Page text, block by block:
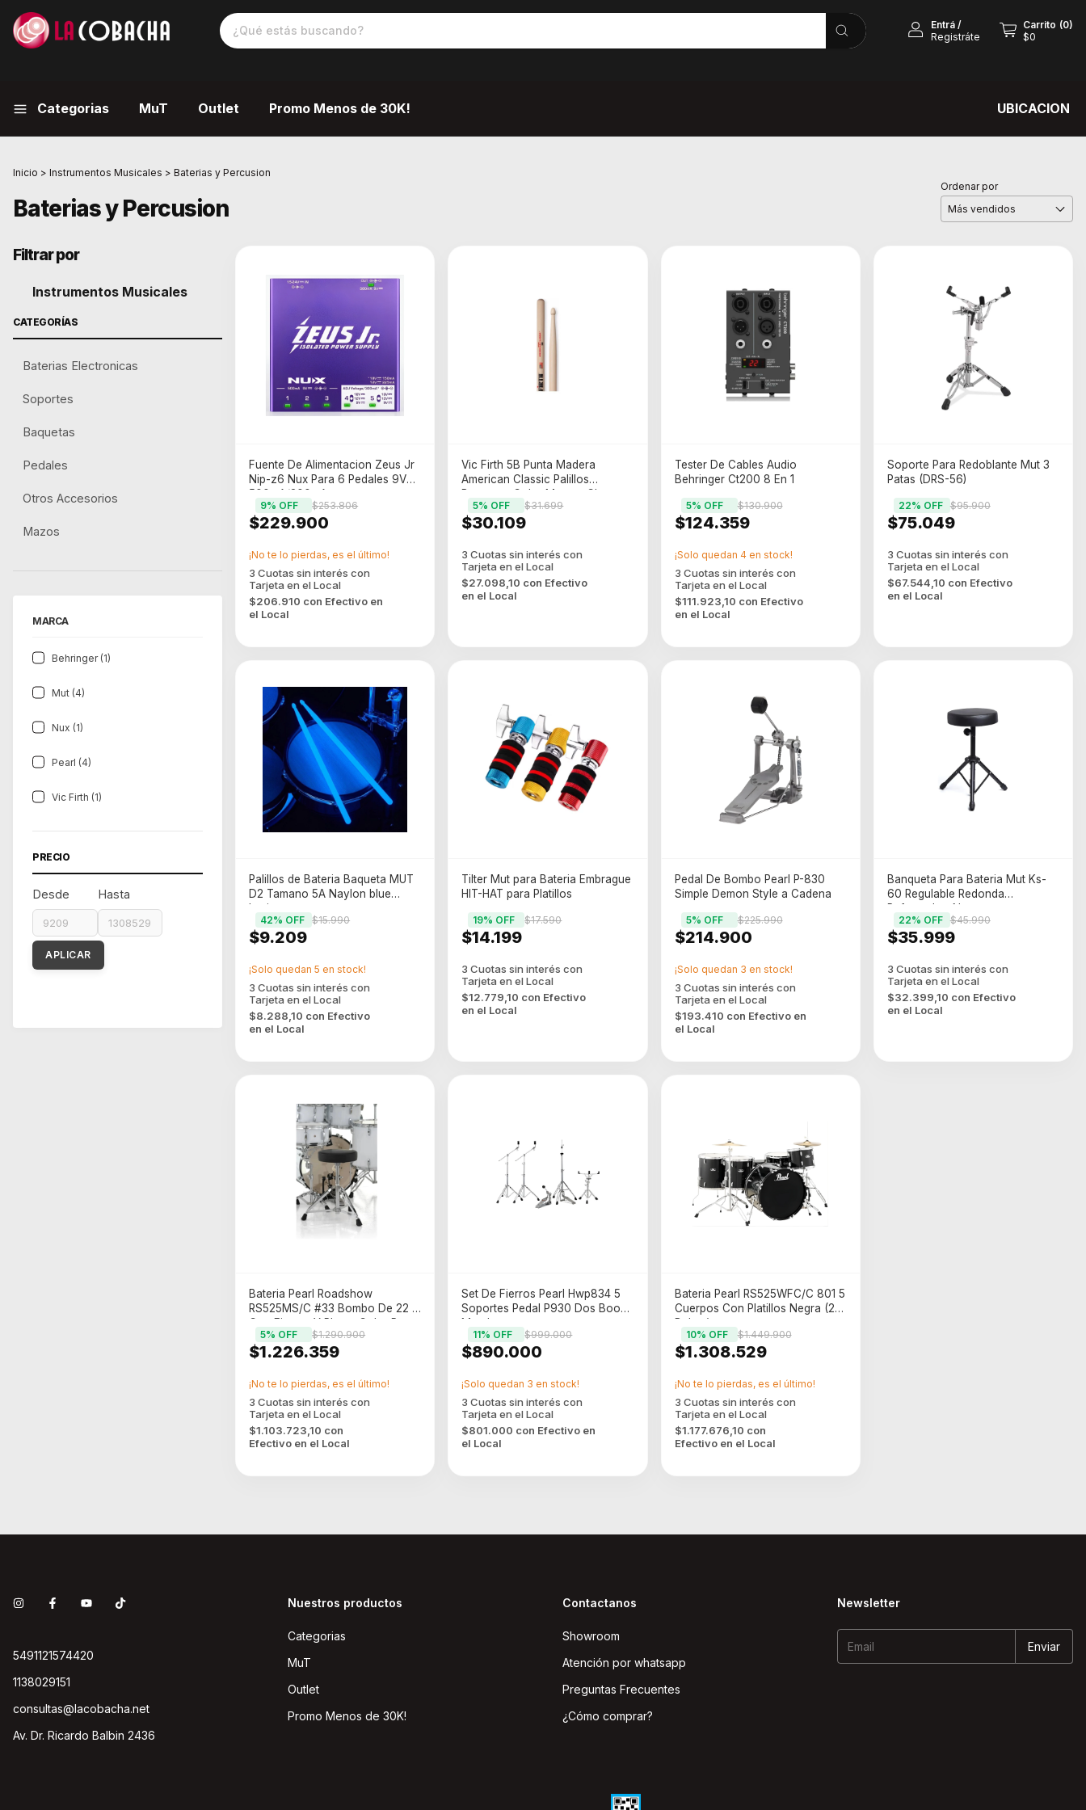
Entrá/
Registráte
Carrito (0)
$0
Categorias MuT Outlet Promo Menos de 30K! UBICACION
Inicio > Instrumentos Musicales > Baterias y Percusion
Baterias y Percusion
Ordenar por
Filtrar por
Instrumentos Musicales
CATEGORÍAS
Baterias Electronicas
Soportes
Baquetas
Pedales
Otros Accesorios
Mazos
MARCA
Behringer (1)
Mut (4)
Nux (1)
Pearl (4)
Vic Firth (1)
PRECIO
Desde Hasta
APLICAR
Fuente De Alimentacion Zeus Jr
Nip-z6 Nux Para 6 Pedales 9V
500mA/300mA
$229.900
$253.806
9% OFF
$206.910 con Efectivo en
el Local
¡No te lo pierdas, es el último!
Vic Firth 5B Punta Madera
American Classic Palillos
Baquetas Color Marron Claro
Material Del Palo Nogal
$30.109
$31.699
5% OFF
$27.098,10 con Efectivo
en el Local
Tester De Cables Audio
Behringer Ct200 8 En 1
$124.359
$130.900
5% OFF
$111.923,10 con Efectivo
en el Local
¡Solo quedan 4en stock!
Soporte Para Redoblante Mut 3
Patas (DRS-56)
$75.049
$95.900
22% OFF
$67.544,10 con Efectivo
en el Local
Palillos de Bateria Baqueta MUT
D2 Tamano 5A Naylon blue
luminoso
$9.209
$15.990
42% OFF
$8.288,10 con Efectivo
en el Local
¡Solo quedan5 en stock!
Tilter Mut para Bateria Embrague
HIT-HAT para Platillos
$14.199
$17.590
19% OFF
$12.779,10 con Efectivo
en el Local
Pedal De Bombo Pearl P-830
Simple Demon Style a Cadena
$214.900
$225.990
5% OFF
$193.410 con Efectivo en
el Local
¡Solo quedan 3 en stock!
Banqueta Para Bateria Mut Ks-
60 Regulable Redonda
Reforzada - Negro
$35.999
$45.990
22% OFF
$32.399,10 con Efectivo
en el Local
Bateria Pearl Roadshow
RS525MS/C #33 Bombo De 22 -
Con Fierros Y Platos Color Pura
White
$1.226.359
$1.290.900
5% OFF
$1.103.723,10 con
Efectivo en el Local
¡No te lo pierdas, es el último!
Set De Fierros Pearl Hwp834 5
Soportes Pedal P930 Dos Boom
Metal
$890.000
$999.000
11% OFF
$801.000 con Efectivo en
el Local
¡Solo quedan 3 en stock!
Bateria Pearl RS525WFC/C 801 5
Cuerpos Con Platillos Negra (2
Bultos)
$1.308.529
$1.449.900
10% OFF
$1.177.676,10 con
Efectivo en el Local
¡No te lo pierdas, es el último!
5491121574420
1138029151
consultas@lacobacha.net
Av. Dr. Ricardo Balbin 2436
Nuestros productos
Categorias
MuT
Outlet
Promo Menos de 30K!
Contactanos
Showroom
Atención por whatsapp
Preguntas Frecuentes
¿Cómo comprar?
Newsletter